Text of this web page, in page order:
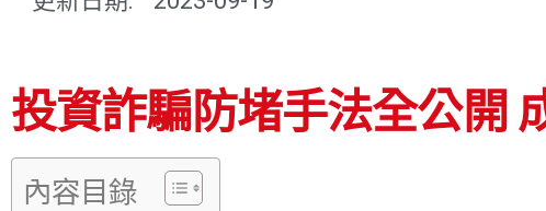
投資詐騙防堵手法全公開
內容目錄